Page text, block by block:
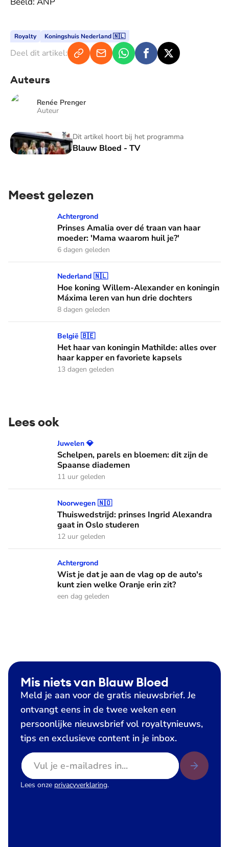
Royalty Koningshuis Nederland 🇳🇱
Deel dit artikel:
Auteurs
Renée Prenger
Auteur
Dit artikel hoort bij het programma
Blauw Bloed - TV
Blauw Bloed - TV
Meest gelezen
Prinses Amalia over dé traan van haar moeder: 'Mama
Achtergrond
Prinses Amalia over dé traan van haar
moeder: 'Mama waarom huil je?'
6 dagen geleden
Hoe koning Willem-Alexander en koningin Máxima leren
Nederland 🇳🇱
Hoe koning Willem-Alexander en koningin
Máxima leren van hun drie dochters
8 dagen geleden
Het haar van koningin Mathilde: alles over haar kapper en
België 🇧🇪
Het haar van koningin Mathilde: alles over
haar kapper en favoriete kapsels
13 dagen geleden
Lees ook
Schelpen, parels en bloemen: dit zijn de Spaanse diademen
Juwelen 💎
Schelpen, parels en bloemen: dit zijn de
Spaanse diademen
11 uur geleden
Thuiswedstrijd: prinses Ingrid Alexandra gaat in Oslo
Noorwegen 🇳🇴
Thuiswedstrijd: prinses Ingrid Alexandra
gaat in Oslo studeren
12 uur geleden
Wist je dat je aan de vlag op de auto's kunt zien welke
Achtergrond
Wist je dat je aan de vlag op de auto's
kunt zien welke Oranje erin zit?
een dag geleden
Mis niets van Blauw Bloed
Meld je aan voor de gratis nieuwsbrief. Je
ontvangt eens in de twee weken een
persoonlijke nieuwsbrief vol royaltynieuws,
tips en exclusieve content in je inbox.
E-mailadres
Lees onze privacyverklaring.